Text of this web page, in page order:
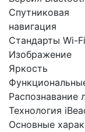
Спутниковая
навигация
Стандарты Wi-Fi
Изображение
Яркость
Распознавание
Технология
Основные